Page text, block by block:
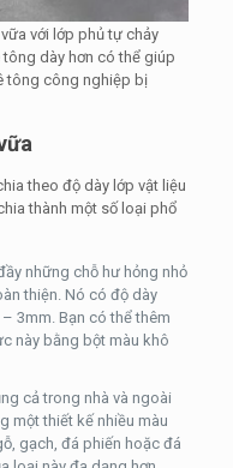
với lớp phủ tự chảy
dày hơn có thể giúp
tông công nghiệp bị
theo độ dày lớp vật liệu
thành một số loại phổ
những chỗ hư hỏng nhỏ
thiện. Nó có độ dày
3mm. Bạn có thể thêm
này bằng bột màu khô
cả trong nhà và ngoài
một thiết kế nhiều màu
gạch, đá phiến hoặc đá